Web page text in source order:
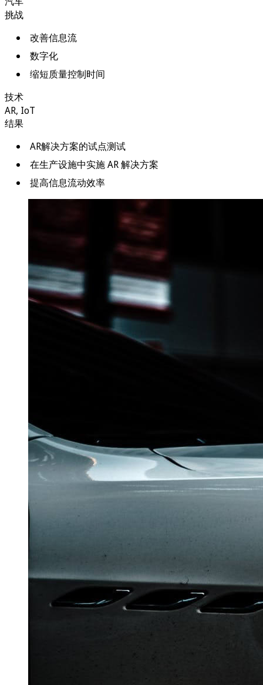
挑战
改善信息流
数字化
缩短质量控制时间
技术
AR, IoT
结果
AR解决方案的试点测试
在生产设施中实施 AR 解决方案
提高信息流动效率